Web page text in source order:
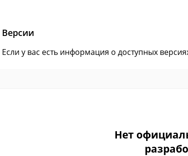
Версии
Если у вас есть информация о доступных
Нет